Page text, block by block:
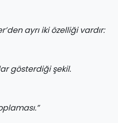
ayrı iki özelliği vardır:
gösterdiği şekil.